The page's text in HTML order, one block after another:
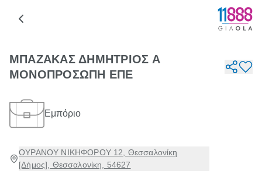
ΜΠΑΖΑΚΑΣ ΔΗΜΗΤΡΙΟΣ Α
ΜΟΝΟΠΡΟΣΩΠΗ ΕΠΕ
Εμπόριο
ΟΥΡΑΝΟΥ ΝΙΚΗΦΟΡΟΥ 12, Θεσσαλονίκη
[Δήμος], Θεσσαλονίκη, 54627